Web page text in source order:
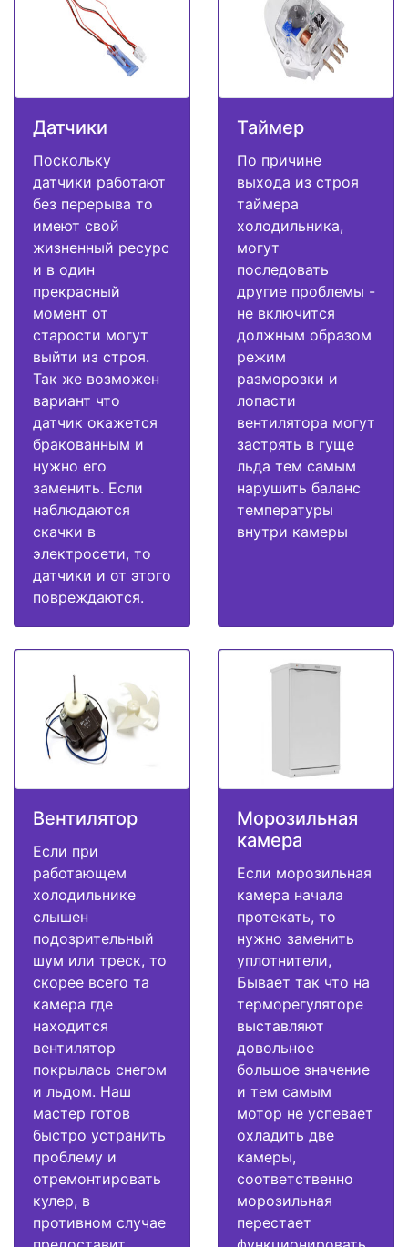
Датчики
Поскольку
датчики работают
без перерыва то
имеют свой
жизненный ресурс
и в один
прекрасный
момент от
старости могут
выйти из строя.
Так же возможен
вариант что
датчик окажется
бракованным и
нужно его
заменить. Если
наблюдаются
скачки в
электросети, то
датчики и от этого
повреждаются.
Таймер
По причине
выхода из строя
таймера
холодильника,
могут
последовать
другие проблемы -
не включится
должным образом
режим
разморозки и
лопасти
вентилятора могут
застрять в гуще
льда тем самым
нарушить баланс
температуры
внутри камеры
Вентилятор
Если при
работающем
холодильнике
слышен
подозрительный
шум или треск, то
скорее всего та
камера где
находится
вентилятор
покрылась снегом
и льдом. Наш
мастер готов
быстро устранить
проблему и
отремонтировать
кулер, в
противном случае
Морозильная
камера
Если морозильная
камера начала
протекать, то
нужно заменить
уплотнители,
Бывает так что на
терморегуляторе
выставляют
довольное
большое значение
и тем самым
мотор не успевает
охладить две
камеры,
соответственно
морозильная
перестает